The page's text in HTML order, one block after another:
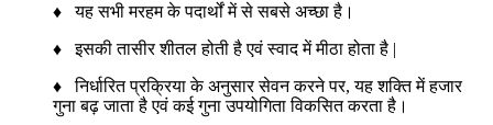
♦ यह सभी मरहम के पदार्थों में से सबसे अच्छा है।
♦ इसकी तासीर शीतल होती है एवं स्वाद में मीठा होता है |
♦ निर्धारित प्रक्रिया के अनुसार सेवन करने पर, यह शक्ति में हजार
गुना बढ़ जाता है एवं कई गुना उपयोगिता विकसित करता है।